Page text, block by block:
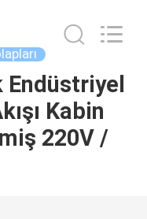
Endüstriyel
Kabin
220V /